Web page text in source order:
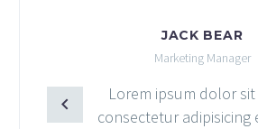
MARCUS FIELDS
Marketing Manager
Lorem ipsum dolor
consectetur adipisicing